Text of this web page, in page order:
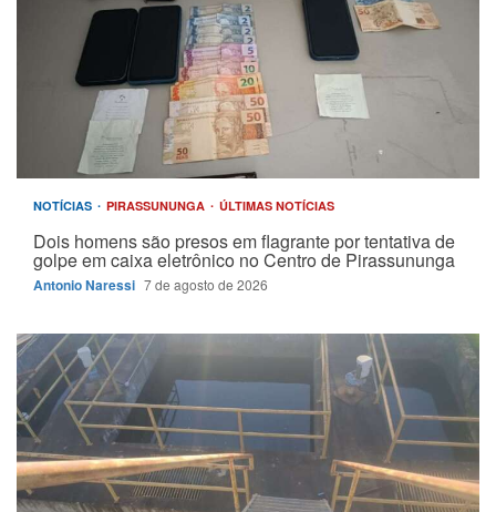
NOTÍCIAS PIRASSUNUNGA ÚLTIMAS NOTÍCIAS
Dois homens são presos em flagrante por tentativa de
golpe em caixa eletrônico no Centro de Pirassununga
Antonio Naressi 7 de agosto de 2026